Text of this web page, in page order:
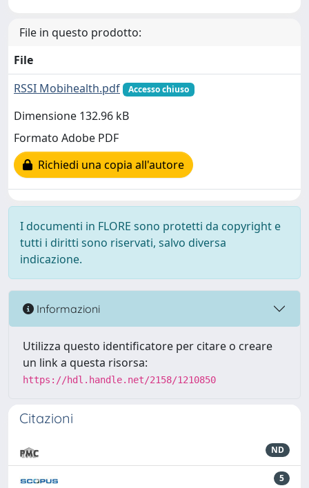
File in questo prodotto:
File
RSSI Mobihealth.pdf
Accesso chiuso
Dimensione 132.96 kB
Formato Adobe PDF
Richiedi una copia all'autore
I documenti in FLORE sono protetti da copyright e
tutti i diritti sono riservati, salvo diversa
indicazione.
Informazioni
Utilizza questo identificatore per citare o creare
un link a questa risorsa:
https://hdl.handle.net/2158/1210850
Citazioni
ND
5